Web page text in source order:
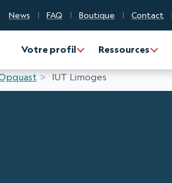
News FAQ Boutique Contact
Votre profil Ressources
IUT Limoges